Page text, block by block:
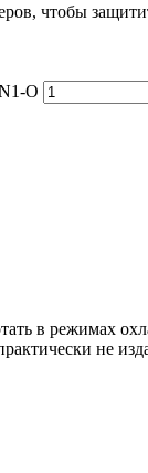
чтобы
O
в режимах
не